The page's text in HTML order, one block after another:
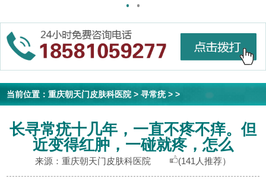
当前位置：重庆朝天门皮肤科医院>寻常疣> >
长寻常疣十几年，一直不疼不痒。但
近变得红肿，一碰就疼，怎么
来源：重庆朝天门皮肤科医院 (141人推荐）